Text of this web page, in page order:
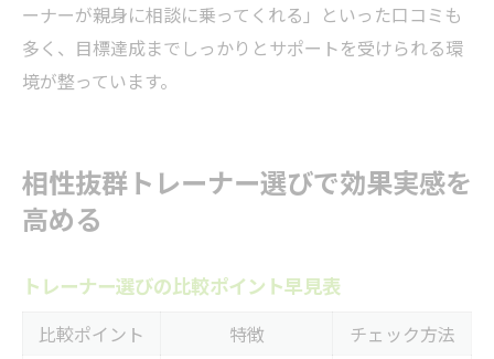
ーナーが親身に相談に乗ってくれる」といった口コミも
多く、目標達成までしっかりとサポートを受けられる環
境が整っています。
相性抜群トレーナー選びで効果実感を
高める
トレーナー選びの比較ポイント早見表
比較ポイント 特徴
チェック方法